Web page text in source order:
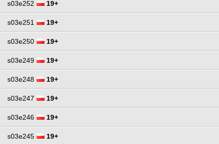
s03e252 19+
s03e251 19+
s03e250 19+
s03e249 19+
s03e248 19+
s03e247 19+
s03e246 19+
s03e245 19+